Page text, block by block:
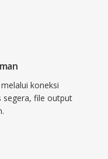
koneksi
segera, file output